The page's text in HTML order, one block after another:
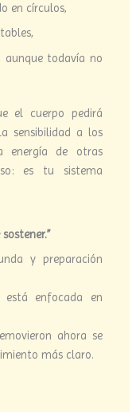
en círculos,
aunque todavía no
el cuerpo pedirá
sensibilidad a los
energía de otras
es tu sistema
y preparación
enfocada en
ahora se
más claro.